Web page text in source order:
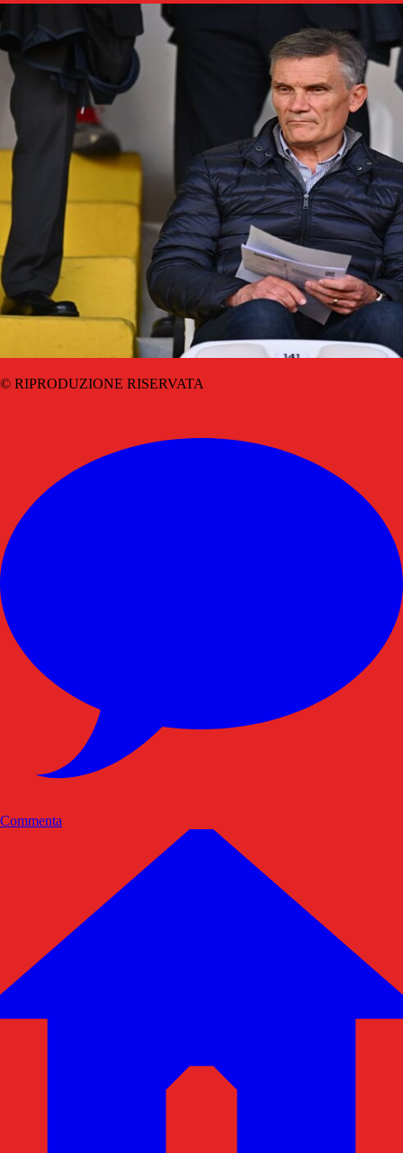
© RIPRODUZIONE RISERVATA
Commenta